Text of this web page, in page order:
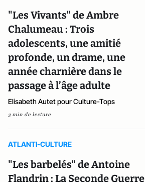
"Les Vivants" de Ambre
Chalumeau : Trois
adolescents, une amitié
profonde, un drame, une
année charnière dans le
passage à l’âge adulte
Elisabeth Autet pour Culture-Tops
3 min de lecture
ATLANTI-CULTURE
"Les barbelés" de Antoine
Flandrin : La Seconde Guerre